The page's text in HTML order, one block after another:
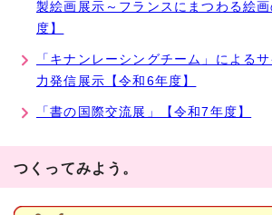
製絵画展示～フランスにまつわる絵
度】
「キナンレーシングチーム」による
力発信展示【令和6年度】
「書の国際交流展」【令和7年度】
つくってみよう。